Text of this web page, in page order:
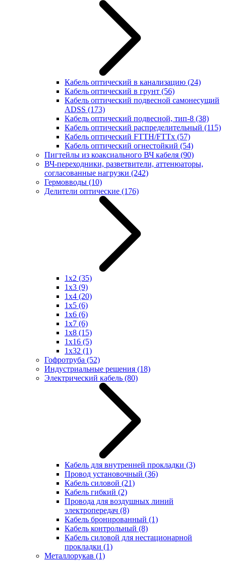
Кабель оптический в канализацию (24)
Кабель оптический в грунт (56)
Кабель оптический подвесной самонесущий
ADSS (173)
Кабель оптический подвесной, тип-8 (38)
Кабель оптический распределительный (115)
Кабель оптический FTTH/FTTx (57)
Кабель оптический огнестойкий (54)
Пигтейлы из коаксиального ВЧ кабеля (90)
ВЧ-переходники, разветвители, аттенюаторы,
согласованные нагрузки (242)
Гермовводы (10)
Делители оптические (176)
1x2 (35)
1x3 (9)
1x4 (20)
1x5 (6)
1x6 (6)
1x7 (6)
1x8 (15)
1x16 (5)
1x32 (1)
Гофротруба (52)
Индустриальные решения (18)
Электрический кабель (80)
Кабель для внутренней прокладки (3)
Провод установочный (36)
Кабель силовой (21)
Кабель гибкий (2)
Провода для воздушных линий
электропередач (8)
Кабель бронированный (1)
Кабель контрольный (8)
Кабель силовой для нестационарной
прокладки (1)
Металлорукав (1)